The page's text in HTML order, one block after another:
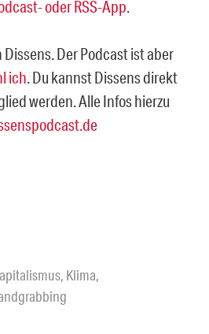
oder RSS-App.
Der Podcast ist aber
ich. Du kannst Dissens direkt
werden. Alle Infos hierzu
, Klima,